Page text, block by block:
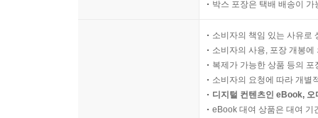
박스 포장은 택배 배송이
소비자의 책임 있는 사유로
소비자의 사용, 포장 개봉
복제가 가능한 상품 등의
소비자의 요청에 따라 개별
디지털 컨텐츠인 eBook,
eBook 대여 상품은 대여 기